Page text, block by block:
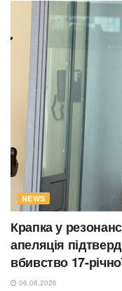
NEWS
Крапка у
апеляція
вбивство 17-
06.08.2026